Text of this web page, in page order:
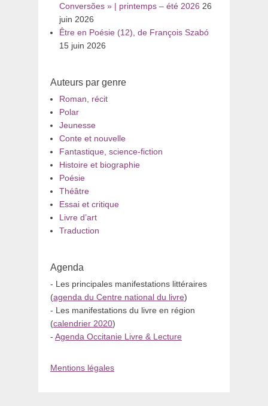
Conversões » | printemps – été 2026 26
juin 2026
Être en Poésie (12), de François Szabó
15 juin 2026
Auteurs par genre
Roman, récit
Polar
Jeunesse
Conte et nouvelle
Fantastique, science-fiction
Histoire et biographie
Poésie
Théâtre
Essai et critique
Livre d’art
Traduction
Agenda
- Les principales manifestations littéraires
(agenda du Centre national du livre)
- Les manifestations du livre en région
(calendrier 2020)
- Agenda Occitanie Livre & Lecture
Mentions légales